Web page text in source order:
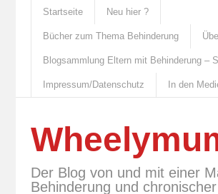
Startseite Neu hier ?
Bücher zum Thema Behinderung
Blogsammlung Eltern mit Behinderung –
Impressum/Datenschutz In den
Der Blog von und mit einer
Behinderung und